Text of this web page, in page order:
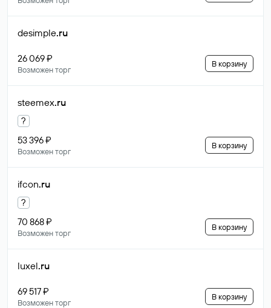
desimple.ru
26 069 ₽
Возможен торг
В корзину
steemex.ru
?
53 396 ₽
Возможен торг
В корзину
ifcon.ru
?
70 868 ₽
Возможен торг
В корзину
luxel.ru
69 517 ₽
Возможен торг
В корзину